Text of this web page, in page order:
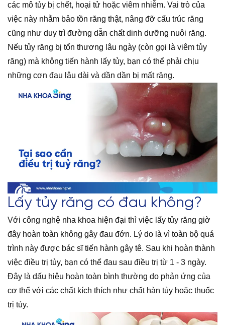
các mô tủy bị chết, hoại tử hoặc viêm nhiễm. Vai trò của
việc này nhằm bảo tồn răng thật, nâng đỡ cấu trúc răng
cũng như duy trì đường dẫn chất dinh dưỡng nuôi răng.
Nếu tủy răng bị tổn thương lâu ngày (còn gọi là viêm tủy
răng) mà không tiến hành lấy tủy, bạn có thể phải chịu
những cơn đau lâu dài và dần dần bị mất răng.
Lấy tủy răng có đau không?
Với công nghệ nha khoa hiện đại thì việc lấy tủy răng giờ
đây hoàn toàn không gây đau đớn. Lý do là vì toàn bộ quá
trình này được bác sĩ tiến hành gây tê. Sau khi hoàn thành
việc điều trị tủy, bạn có thể đau sau điều trị từ 1 - 3 ngày.
Đây là dấu hiệu hoàn toàn bình thường do phản ứng của
cơ thể với các chất kích thích như chất hàn tủy hoặc thuốc
trị tủy.